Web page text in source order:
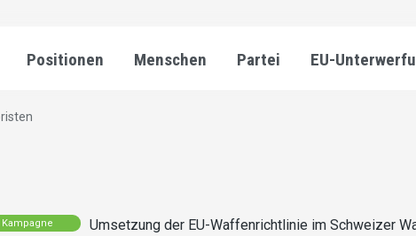
Positionen Menschen Partei EU-
Kampagne Umsetzung der EU-Waffenrichtlinie im Schweizer